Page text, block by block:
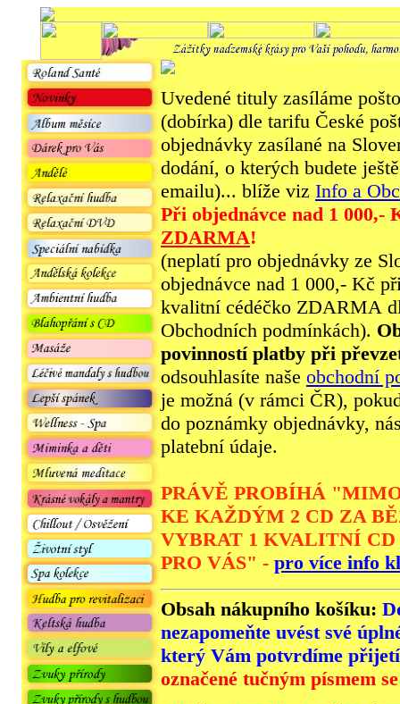
Uvedené tituly zasíláme
(dobírka) dle tarifu České
objednávky zasílané na
dodání, o kterých budete
emailu)... blíže viz Info a
Při objednávce nad 1 000,-
ZDARMA!
(neplatí pro objednávky ze
objednávce nad 1 000,- Kč
kvalitní cédéčko ZDARMA
Obchodních podmínkách).
povinností platby při
odsouhlasíte naše obchodní
je možná (v rámci ČR),
do poznámky objednávky,
platební údaje.
PRÁVĚ PROBÍHÁ
KE KAŽDÝM 2 CD ZA
VYBRAT 1 KVALITNÍ
PRO VÁS" - pro více info
Obsah nákupního košíku:
nezapomeňte uvést své
který Vám potvrdíme
označené tučným písmem